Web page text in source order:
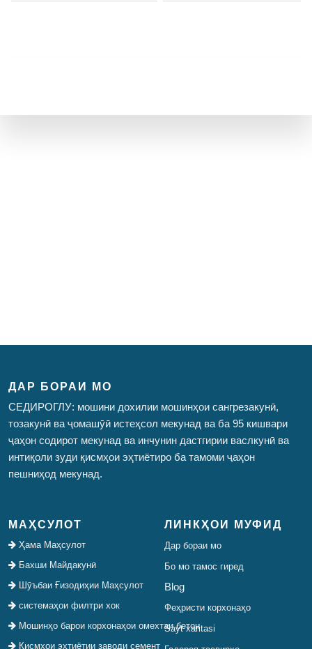
ДАР БОРАИ МО
СЕДИРОГЛУ: мошини дохилии мошинҳои сангрезакунӣ,
тозакунӣ ва ҷомашӯӣ истеҳсол мекунад ва ба 95 кишвари
ҷаҳон содирот мекунад ва инчунин дастгирии васлкунӣ ва
интиқоли зуди қисмҳои эҳтиётиро ба тамоми ҷаҳон
пешниҳод мекунад.
МАҲСУЛОТ
Ҳама Маҳсулот
Бахши Майдакунӣ
Шӯъбаи Ғизодиҳии Маҳсулот
системаҳои филтри хок
Мошинҳо барои корхонаҳои омехтаи бетон
Қисмҳои эҳтиётии заводи семент
ЛИНКҲОИ МУФИД
Дар бораи мо
Бо мо тамос гиред
Blog
Феҳристи корхонаҳо
Sayt xaritasi